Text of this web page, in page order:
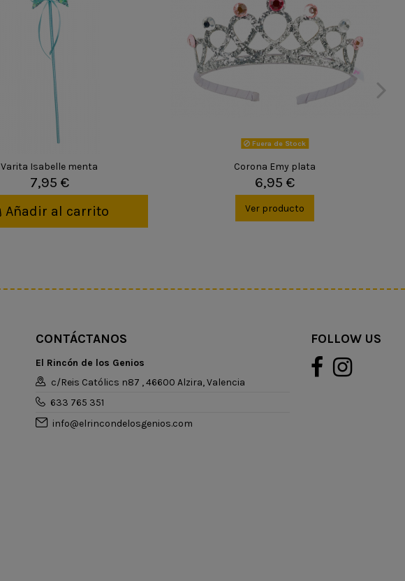
Varita Isabelle menta
7,95 €
Añadir al carrito
Fuera de Stock
Corona Emy plata
6,95 €
Ver producto
CONTÁCTANOS
El Rincón de los Genios
c/Reis Católics n87 , 46600 Alzira, Valencia
633 765 351
info@elrincondelosgenios.com
FOLLOW US